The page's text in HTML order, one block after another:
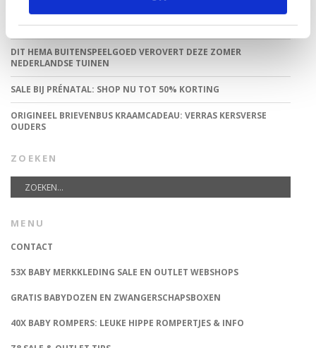
VAN TRADITIONELE GIPSBUIK NAAR MODERN
ZWANGERSCHAPSBEELDJE
DIT HEMA BUITENSPEELGOED VEROVERT DEZE ZOMER
NEDERLANDSE TUINEN
SALE BIJ PRÉNATAL: SHOP NU TOT 50% KORTING
ORIGINEEL BRIEVENBUS KRAAMCADEAU: VERRAS KERSVERSE
OUDERS
ZOEKEN
MENU
CONTACT
53X BABY MERKKLEDING SALE EN OUTLET WEBSHOPS
GRATIS BABYDOZEN EN ZWANGERSCHAPSBOXEN
40X BABY ROMPERS: LEUKE HIPPE ROMPERTJES & INFO